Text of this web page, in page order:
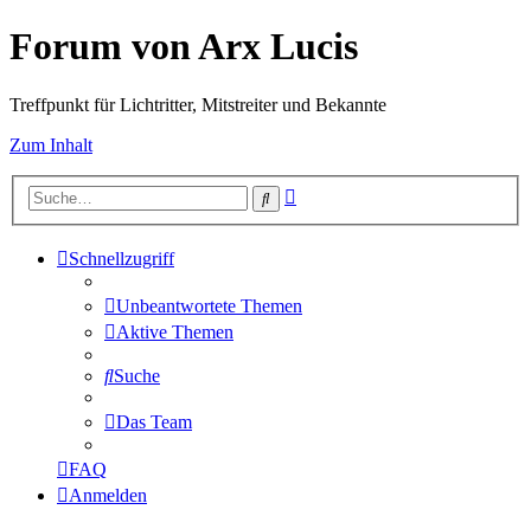
Forum von Arx Lucis
Treffpunkt für Lichtritter, Mitstreiter und Bekannte
Zum Inhalt
Suche
Schnellzugriff
Unbeantwortete Themen
Aktive Themen
Suche
Das Team
FAQ
Anmelden